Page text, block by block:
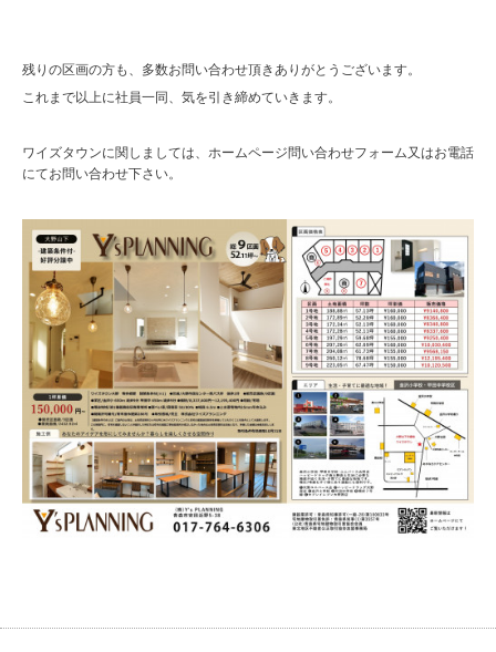
残りの区画の方も、多数お問い合わせ頂きありがとうございます。
これまで以上に社員一同、気を引き締めていきます。
ワイズタウンに関しましては、ホームページ問い合わせフォーム又はお電話
にてお問い合わせ下さい。